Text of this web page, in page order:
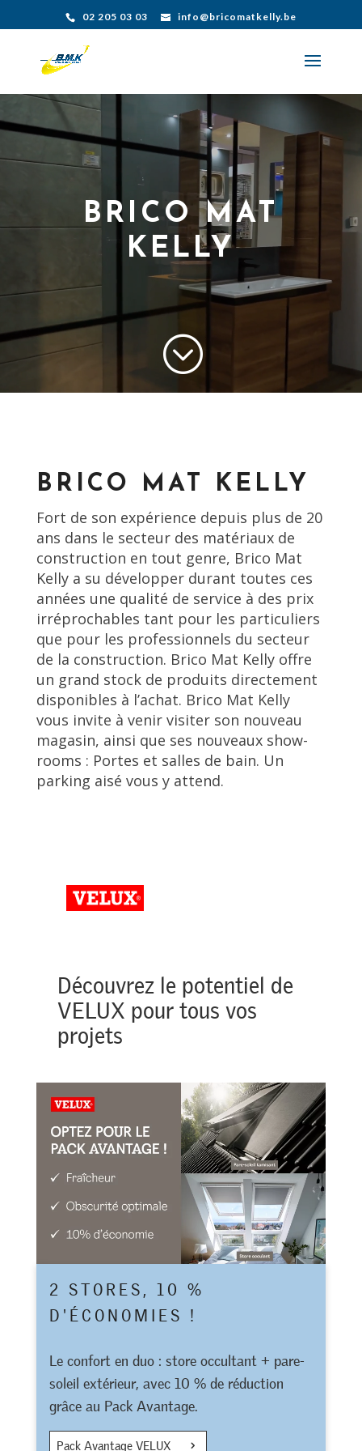
02 205 03 03 info@bricomatkelly.be
vidéo
BRICO MAT
KELLY
;
BRICO MAT KELLY
Fort de son expérience depuis plus de 20
ans dans le secteur des matériaux de
construction en tout genre, Brico Mat
Kelly a su développer durant toutes ces
années une qualité de service à des prix
irréprochables tant pour les particuliers
que pour les professionnels du secteur
de la construction. Brico Mat Kelly offre
un grand stock de produits directement
disponibles à l’achat. Brico Mat Kelly
vous invite à venir visiter son nouveau
magasin, ainsi que ses nouveaux show-
rooms : Portes et salles de bain. Un
parking aisé vous y attend.
Découvrez le potentiel de
VELUX pour tous vos
projets
2 STORES, 10 %
D'ÉCONOMIES !
Le confort en duo : store occultant + pare-
soleil extérieur, avec 10 % de réduction
grâce au Pack Avantage.
Pack Avantage VELUX